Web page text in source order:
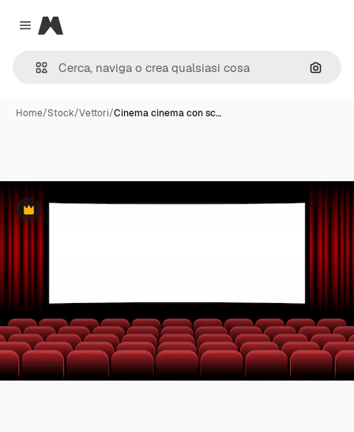
Close menu
Magnific
Cerca
Home/Stock/Vettori/Cinema cinema con sc…
Premium